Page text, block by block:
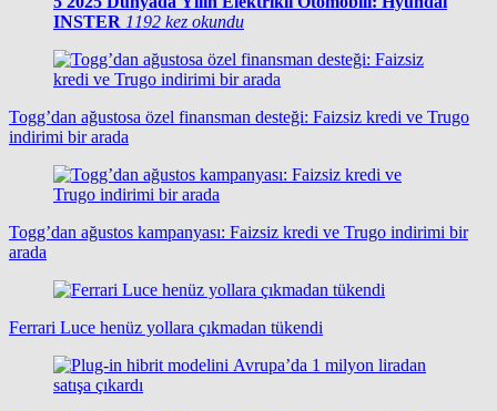
INSTER 1192 kez okundu
Togg’dan ağustosa özel finansman desteği: Faizsiz kredi ve Trugo
indirimi bir arada
Togg’dan ağustos kampanyası: Faizsiz kredi ve Trugo indirimi bir
arada
Ferrari Luce henüz yollara çıkmadan tükendi